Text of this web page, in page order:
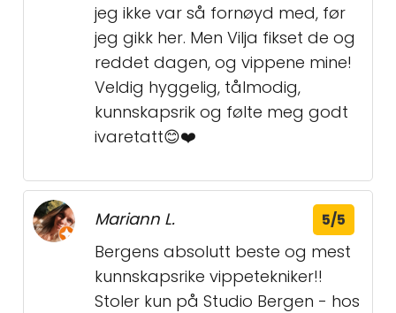
jeg ikke var så fornøyd med, før
jeg gikk her. Men Vilja fikset de og
reddet dagen, og vippene mine!
Veldig hyggelig, tålmodig,
kunnskapsrik og følte meg godt
ivaretatt😊❤️
Mariann L. 5/5
Bergens absolutt beste og mest
kunnskapsrike vippetekniker!!
Stoler kun på Studio Bergen - hos